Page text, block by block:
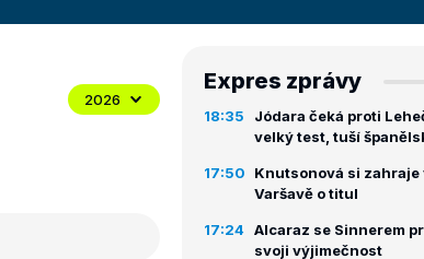
2026
Expres zprávy
18:35
Jódara čeká proti
velký test, tuší
17:50
Knutsonová si zahraje
Varšavě o titul
17:24 Alcaraz se Sinnerem
svoji výjimečnost